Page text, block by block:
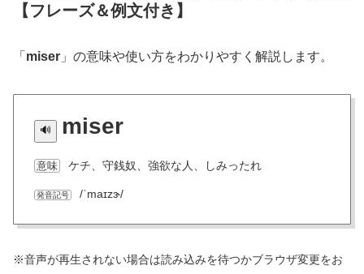
【フレーズ＆例文付き】
「 miser 」の意味や使い方をわかりやすく解説します。
miser
意味 ケチ、守銭奴、強欲な人、しみったれ
発音記号 /ˈmaɪzɝ/
※音声が再生されない場合は読み込みを待つかブラウザ変更をお